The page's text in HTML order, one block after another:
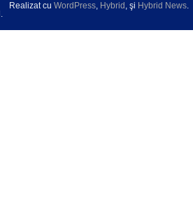
.
Realizat cu WordPress, Hybrid , şi Hybrid News.